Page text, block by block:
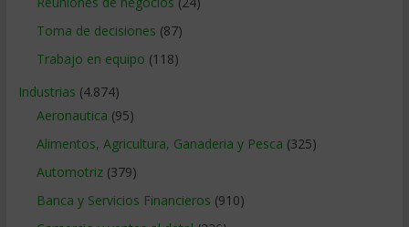
Toma de decisiones (87)
Trabajo en equipo (118)
Industrias (4.874)
Aeronautica (95)
Alimentos, Agricultura, Ganaderia y Pesca (325)
Automotriz(379)
Banca y Servicios Financieros (910)